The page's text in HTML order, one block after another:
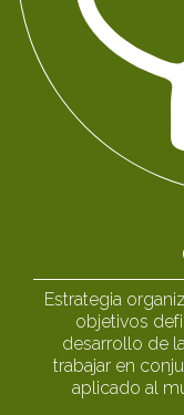
Estrategia
objetivos
desarrollo de
trabajar en
aplicado al